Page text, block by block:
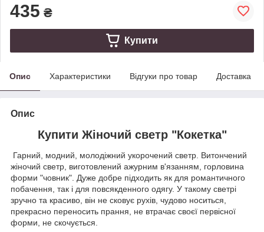
435 ₴
Купити
Опис Характеристики Відгуки про товар Доставка
Опис
Купити Жіночий светр "Кокетка"
Гарний, модний, молодіжний укорочений светр. Витончений
жіночий светр, виготовлений ажурним в'язанням, горловина
форми "човник". Дуже добре підходить як для романтичного
побачення, так і для повсякденного одягу. У такому светрі
зручно та красиво, він не сковує рухів, чудово носиться,
прекрасно переносить прання, не втрачає своєї первісної
форми, не скочується.